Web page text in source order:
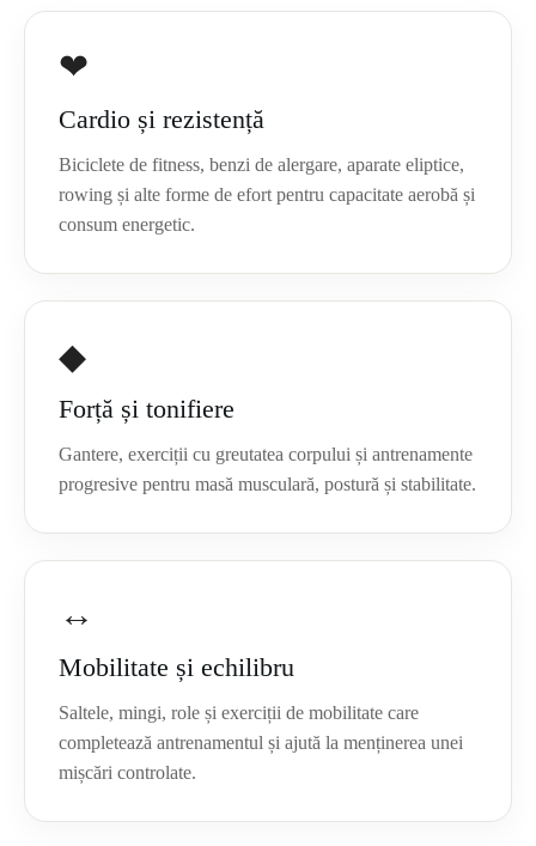
❤
Cardio și rezistență
Biciclete de fitness, benzi de alergare, aparate eliptice,
rowing și alte forme de efort pentru capacitate aerobă și
consum energetic.
◆
Forță și tonifiere
Gantere, exerciții cu greutatea corpului și antrenamente
progresive pentru masă musculară, postură și stabilitate.
↔
Mobilitate și echilibru
Saltele, mingi, role și exerciții de mobilitate care
completează antrenamentul și ajută la menținerea unei
mișcări controlate.